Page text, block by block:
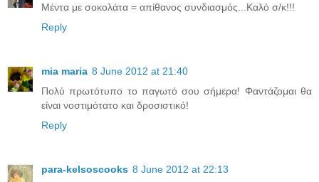
Μέντα με σοκολάτα = απίθανος συνδιασμός...Καλό σ/κ!!!
Reply
mia maria 8 June 2012 at 21:40
Πολύ πρωτότυπο το παγωτό σου σήμερα! Φαντάζομαι θα
είναι νοστιμότατο και δροσιστικό!
Reply
para-kelsoscooks 8 June 2012 at 22:13